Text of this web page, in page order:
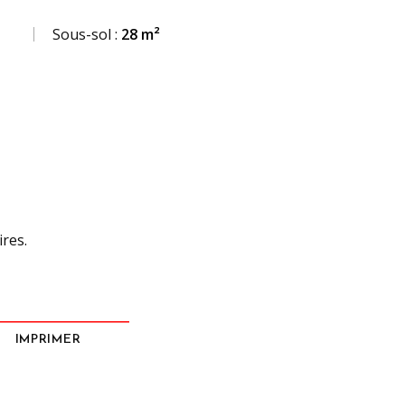
Sous-sol : 28 m²
IMPRIMER